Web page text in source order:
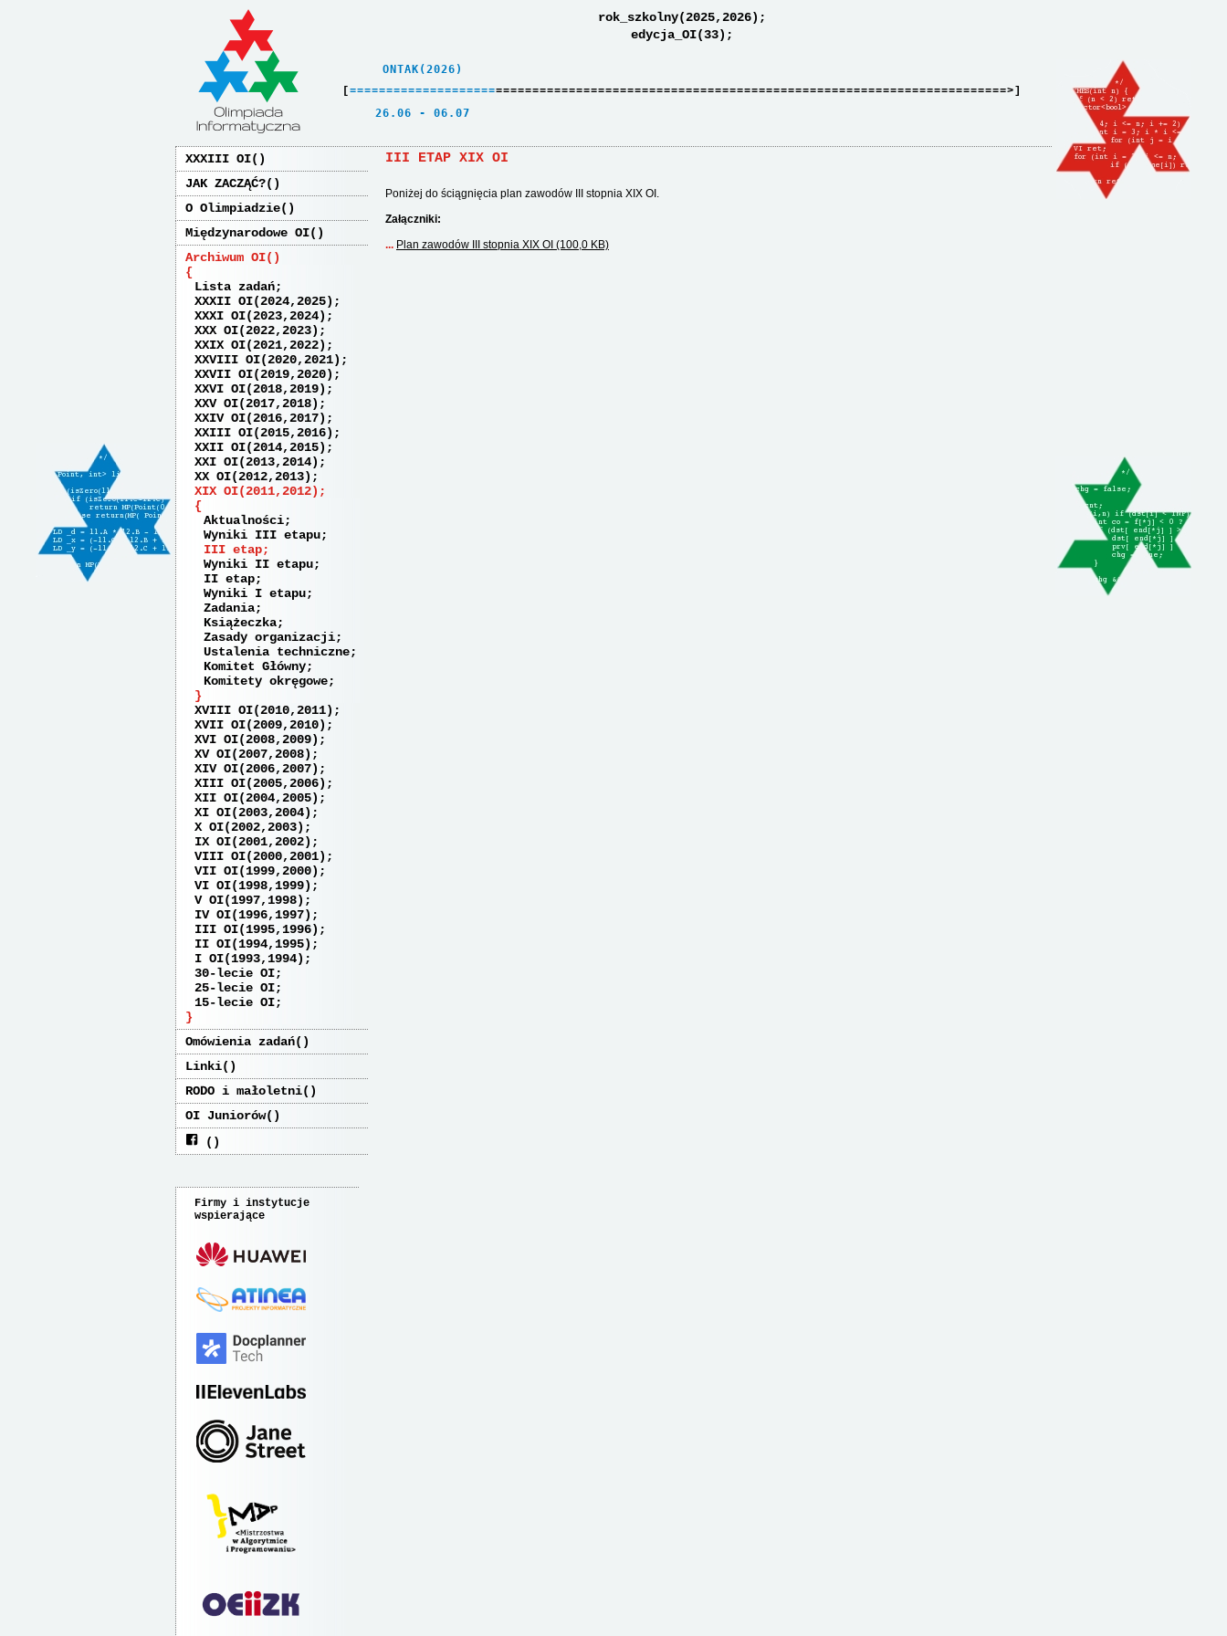
rok_szkolny(2025,2026);
edycja_OI(33);
    ONTAK(2026)
[ ==========================================================================================>]
   26.06 - 06.07
XXXIII OI
JAK ZACZĄĆ?
O Olimpiadzie
Międzynarodowe OI
Archiwum OI
Lista zadań
XXXII OI(2024,2025)
XXXI OI(2023,2024)
XXX OI(2022,2023)
XXIX OI(2021,2022)
XXVIII OI(2020,2021)
XXVII OI(2019,2020)
XXVI OI(2018,2019)
XXV OI(2017,2018)
XXIV OI(2016,2017)
XXIII OI(2015,2016)
XXII OI(2014,2015)
XXI OI(2013,2014)
XX OI(2012,2013)
XIX OI(2011,2012)
Aktualności
Wyniki III etapu
III etap
Wyniki II etapu
II etap
Wyniki I etapu
Zadania
Książeczka
Zasady organizacji
Ustalenia techniczne
Komitet Główny
Komitety okręgowe
XVIII OI(2010,2011)
XVII OI(2009,2010)
XVI OI(2008,2009)
XV OI(2007,2008)
XIV OI(2006,2007)
XIII OI(2005,2006)
XII OI(2004,2005)
XI OI(2003,2004)
X OI(2002,2003)
IX OI(2001,2002)
VIII OI(2000,2001)
VII OI(1999,2000)
VI OI(1998,1999)
V OI(1997,1998)
IV OI(1996,1997)
III OI(1995,1996)
II OI(1994,1995)
I OI(1993,1994)
30-lecie OI
25-lecie OI
15-lecie OI
Omówienia zadań
Linki
RODO i małoletni
OI Juniorów
Firmy i instytucje
wspierające
III ETAP XIX OI
Poniżej do ściągnięcia plan zawodów III stopnia XIX OI.
Załączniki:
Plan zawodów III stopnia XIX OI (100,0 KB)